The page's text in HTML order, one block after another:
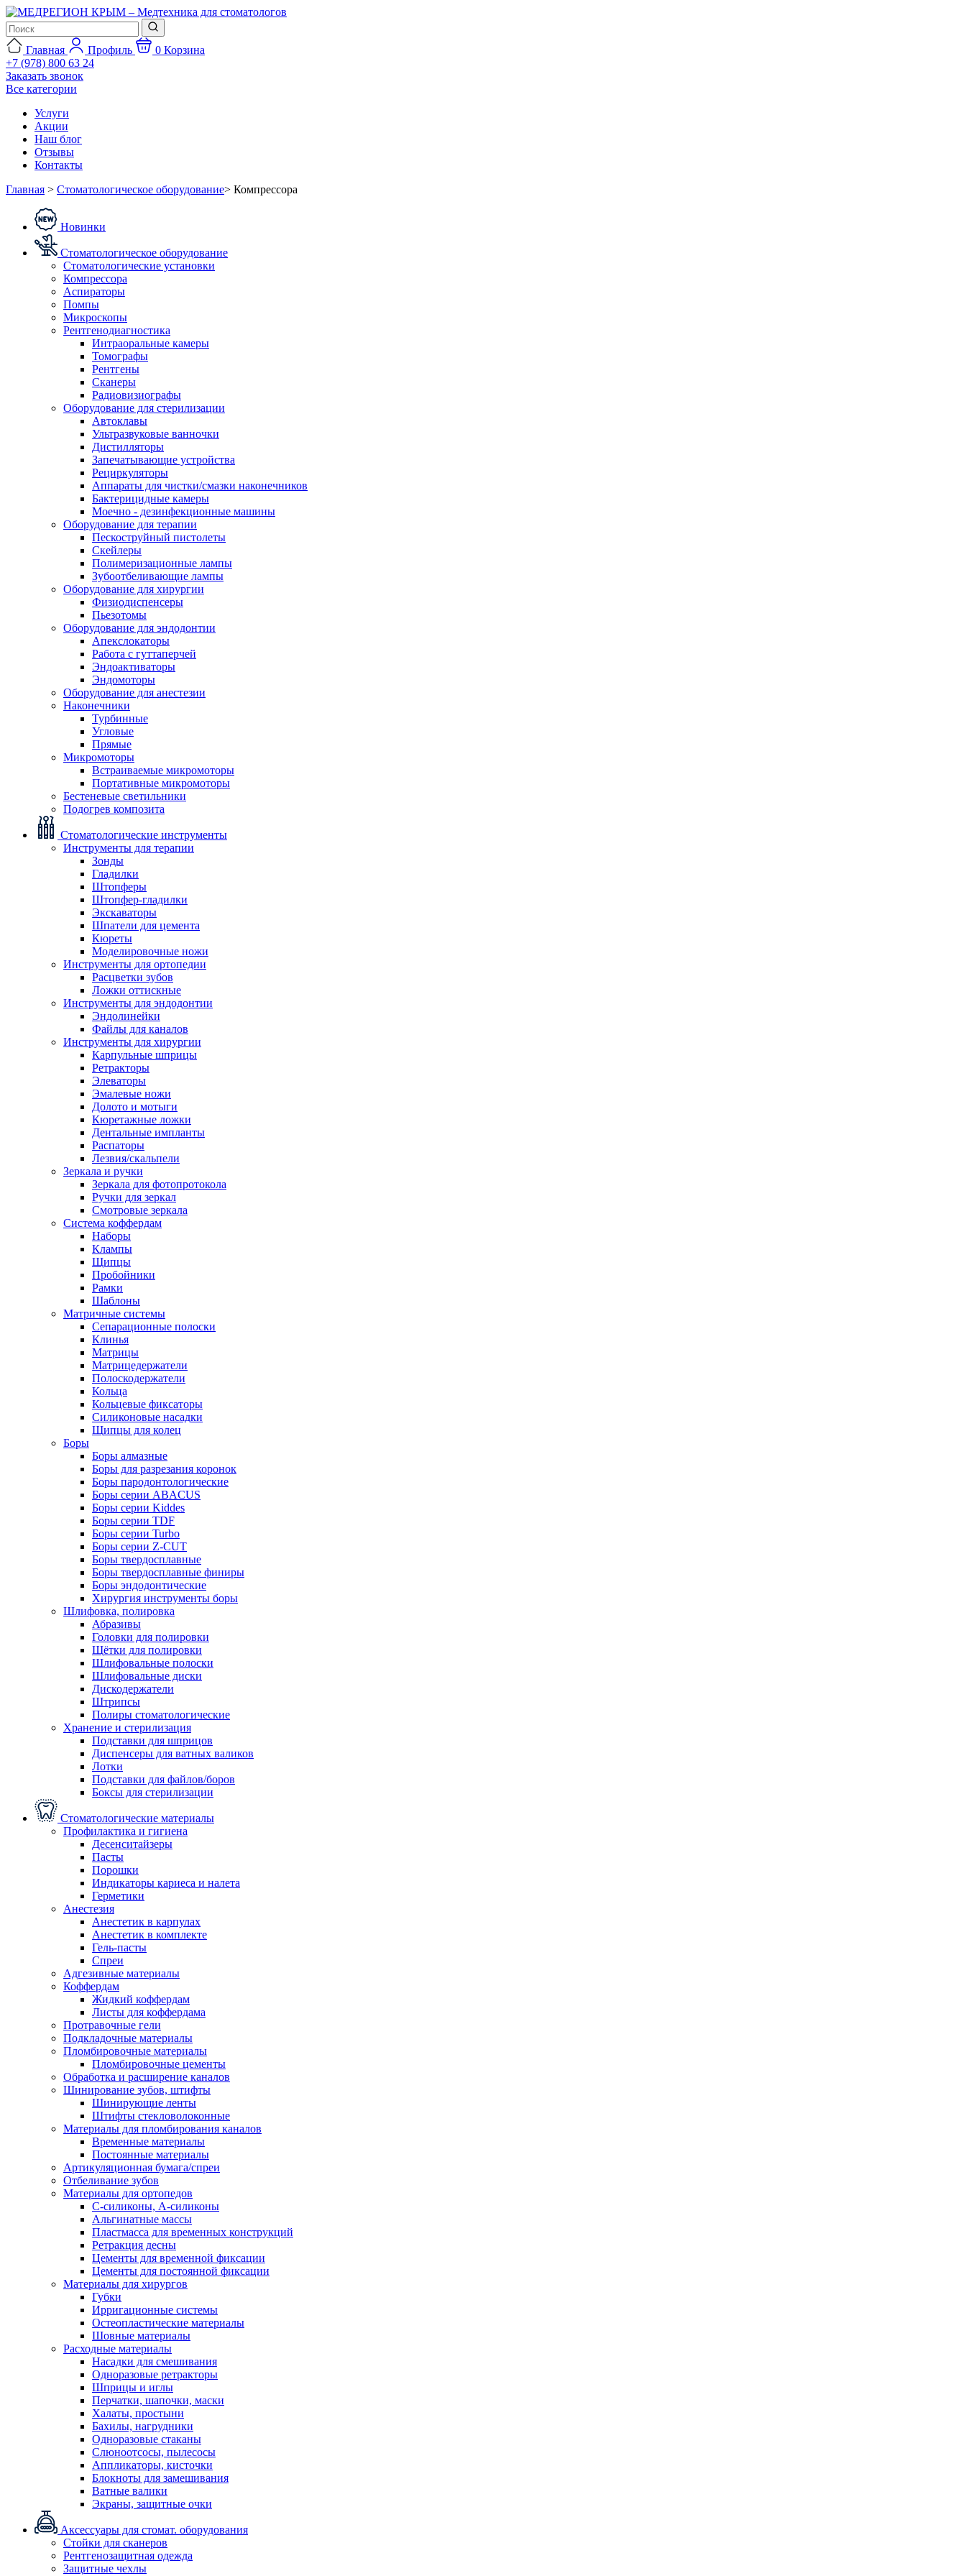
Главная Профиль 0 Корзина
+7 (978) 800 63 24
Заказать звонок
Все категории
Услуги
Акции
Наш блог
Отзывы
Контакты
Главная > Стоматологическое оборудование> Компрессора
Новинки
Стоматологическое оборудование
Стоматологические установки
Компрессора
Аспираторы
Помпы
Микроскопы
Рентгенодиагностика
Интраоральные камеры
Томографы
Рентгены
Сканеры
Радиовизиографы
Оборудование для стерилизации
Автоклавы
Ультразвуковые ванночки
Дистилляторы
Запечатывающие устройства
Рециркуляторы
Аппараты для чистки/смазки наконечников
Бактерицидные камеры
Моечно - дезинфекционные машины
Оборудование для терапии
Пескоструйный пистолеты
Скейлеры
Полимеризационные лампы
Зубоотбеливающие лампы
Оборудование для хирургии
Физиодиспенсеры
Пьезотомы
Оборудование для эндодонтии
Апекслокаторы
Работа с гуттаперчей
Эндоактиваторы
Эндомоторы
Оборудование для анестезии
Наконечники
Турбинные
Угловые
Прямые
Микромоторы
Встраиваемые микромоторы
Портативные микромоторы
Бестеневые светильники
Подогрев композита
Стоматологические инструменты
Инструменты для терапии
Зонды
Гладилки
Штопферы
Штопфер-гладилки
Экскаваторы
Шпатели для цемента
Кюреты
Моделировочные ножи
Инструменты для ортопедии
Расцветки зубов
Ложки оттискные
Инструменты для эндодонтии
Эндолинейки
Файлы для каналов
Инструменты для хирургии
Карпульные шприцы
Ретракторы
Элеваторы
Эмалевые ножи
Долото и мотыги
Кюретажные ложки
Дентальные импланты
Распаторы
Лезвия/скальпели
Зеркала и ручки
Зеркала для фотопротокола
Ручки для зеркал
Смотровые зеркала
Система коффердам
Наборы
Клампы
Щипцы
Пробойники
Рамки
Шаблоны
Матричные системы
Сепарационные полоски
Клинья
Матрицы
Матрицедержатели
Полоскодержатели
Кольца
Кольцевые фиксаторы
Силиконовые насадки
Щипцы для колец
Боры
Боры алмазные
Боры для разрезания коронок
Боры пародонтологические
Боры серии ABACUS
Боры серии Kiddes
Боры серии TDF
Боры серии Turbo
Боры серии Z-CUT
Боры твердосплавные
Боры твердосплавные финиры
Боры эндодонтические
Хирургия инструменты боры
Шлифовка, полировка
Абразивы
Головки для полировки
Щётки для полировки
Шлифовальные полоски
Шлифовальные диски
Дискодержатели
Штрипсы
Полиры стоматологические
Хранение и стерилизация
Подставки для шприцов
Диспенсеры для ватных валиков
Лотки
Подставки для файлов/боров
Боксы для стерилизации
Стоматологические материалы
Профилактика и гигиена
Десенситайзеры
Пасты
Порошки
Индикаторы кариеса и налета
Герметики
Анестезия
Анестетик в карпулах
Анестетик в комплекте
Гель-пасты
Спреи
Адгезивные материалы
Коффердам
Жидкий коффердам
Листы для коффердама
Протравочные гели
Подкладочные материалы
Пломбировочные материалы
Пломбировочные цементы
Обработка и расширение каналов
Шинирование зубов, штифты
Шинирующие ленты
Штифты стекловолоконные
Материалы для пломбирования каналов
Временные материалы
Постоянные материалы
Артикуляционная бумага/спреи
Отбеливание зубов
Материалы для ортопедов
C-силиконы, А-силиконы
Альгинатные массы
Пластмасса для временных конструкций
Ретракция десны
Цементы для временной фиксации
Цементы для постоянной фиксации
Материалы для хирургов
Губки
Ирригационные системы
Остеопластические материалы
Шовные материалы
Расходные материалы
Насадки для смешивания
Одноразовые ретракторы
Шприцы и иглы
Перчатки, шапочки, маски
Халаты, простыни
Бахилы, нагрудники
Одноразовые стаканы
Слюноотсосы, пылесосы
Аппликаторы, кисточки
Блокноты для замешивания
Ватные валики
Экраны, защитные очки
Аксессуары для стомат. оборудования
Стойки для сканеров
Рентгенозащитная одежда
Защитные чехлы